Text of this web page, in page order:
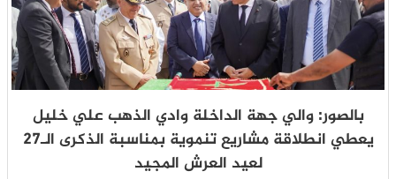
بالصور: والي جهة الداخلة وادي الذهب علي خليل
يعطي انطلاقة مشاريع تنموية بمناسبة الذكرى الـ27
لعيد العرش المجيد